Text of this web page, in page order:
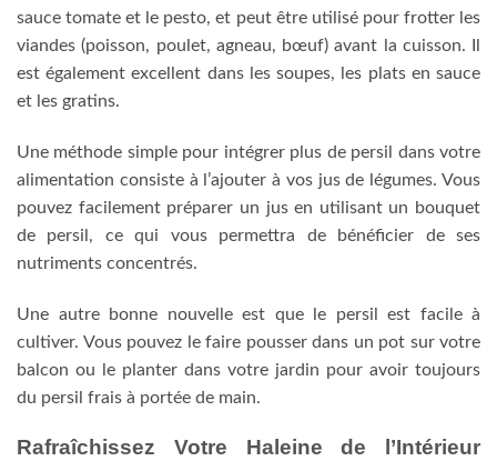
sauce tomate et le pesto, et peut être utilisé pour frotter les
viandes (poisson, poulet, agneau, bœuf) avant la cuisson. Il
est également excellent dans les soupes, les plats en sauce
et les gratins.
Une méthode simple pour intégrer plus de persil dans votre
alimentation consiste à l’ajouter à vos jus de légumes. Vous
pouvez facilement préparer un jus en utilisant un bouquet
de persil, ce qui vous permettra de bénéficier de ses
nutriments concentrés.
Une autre bonne nouvelle est que le persil est facile à
cultiver. Vous pouvez le faire pousser dans un pot sur votre
balcon ou le planter dans votre jardin pour avoir toujours
du persil frais à portée de main.
Rafraîchissez Votre Haleine de l’Intérieur